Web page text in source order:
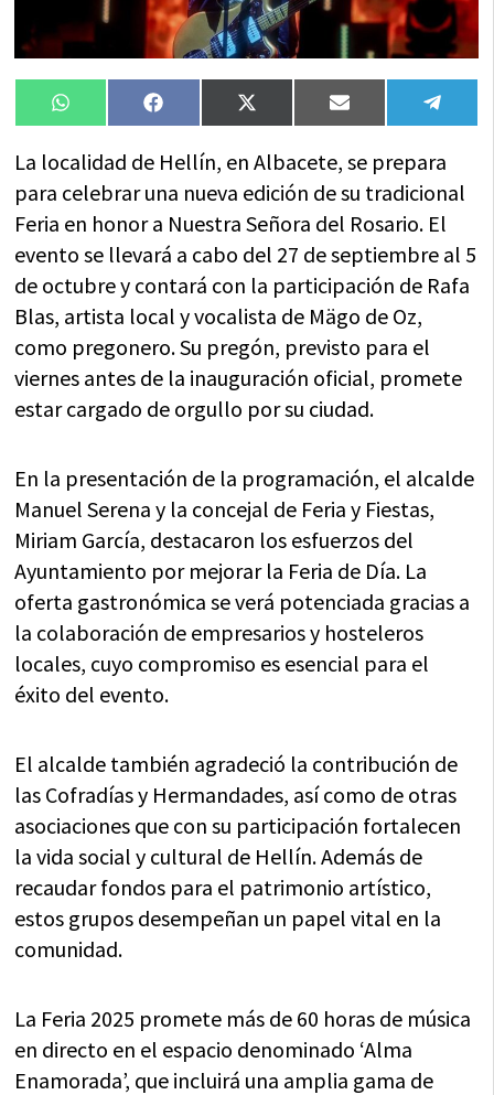
Compartir
en
WhatsAppCompartir
en
FacebookCompartir
en
X
(Twitter)
Compartir
en
Email
en
La localidad de Hellín, en Albacete, se prepara
para celebrar una nueva edición de su tradicional
Feria en honor a Nuestra Señora del Rosario. El
evento se llevará a cabo del 27 de septiembre al 5
de octubre y contará con la participación de Rafa
Blas, artista local y vocalista de Mägo de Oz,
como pregonero. Su pregón, previsto para el
viernes antes de la inauguración oficial, promete
estar cargado de orgullo por su ciudad.
En la presentación de la programación, el alcalde
Manuel Serena y la concejal de Feria y Fiestas,
Miriam García, destacaron los esfuerzos del
Ayuntamiento por mejorar la Feria de Día. La
oferta gastronómica se verá potenciada gracias a
la colaboración de empresarios y hosteleros
locales, cuyo compromiso es esencial para el
éxito del evento.
El alcalde también agradeció la contribución de
las Cofradías y Hermandades, así como de otras
asociaciones que con su participación fortalecen
la vida social y cultural de Hellín. Además de
recaudar fondos para el patrimonio artístico,
estos grupos desempeñan un papel vital en la
comunidad.
La Feria 2025 promete más de 60 horas de música
en directo en el espacio denominado ‘Alma
Enamorada’, que incluirá una amplia gama de